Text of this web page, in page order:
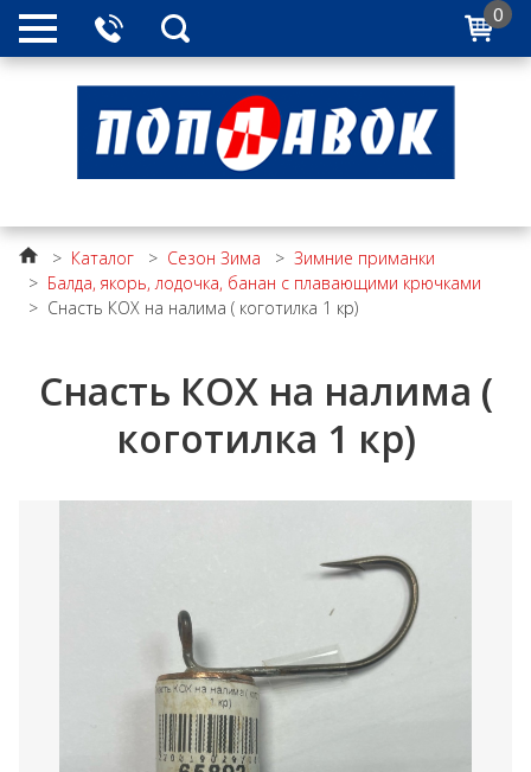
0
> Каталог > Сезон Зима > Зимние приманки
> Балда, якорь, лодочка, банан с плавающими крючками
> Снасть КОХ на налима ( коготилка 1 кр)
Снасть КОХ на налима (
коготилка 1 кр)